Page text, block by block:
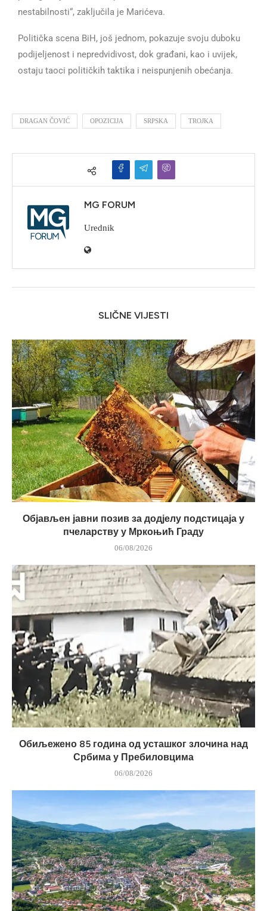
nestabilnosti“, zaključila je Marićeva.
Politička scena BiH, još jednom, pokazuje svoju duboku
podijeljenost i nepredvidivost, dok građani, kao i uvijek,
ostaju taoci političkih taktika i neispunjenih obećanja.
DRAGAN ČOVIĆ OPOZICIJA SRPSKA TROJKA
MG FORUM
Urednik
SLIČNE VIJESTI
Објављен јавни позив за додјелу подстицаја у
пчеларству у Мркоњић Граду
06/08/2026
Обиљежено 85 година од усташког злочина над
Србима у Пребиловцима
06/08/2026